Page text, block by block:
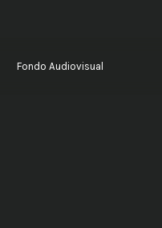
Fondo Audiovisual